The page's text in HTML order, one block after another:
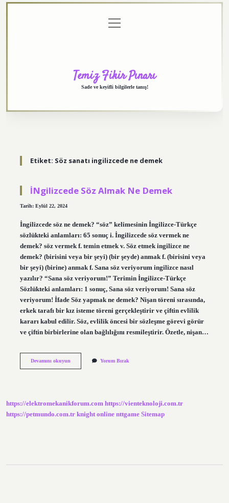
menüyü
aç
Temiz Fikir Pınarı
Sade ve keyifli bilgilerle tanış!
Etiket: Söz sanatı ingilizcede ne demek
İNgilizcede Söz Almak Ne Demek
Tarih: Eylül 22, 2024
İngilizcede söz ne demek? “söz” kelimesinin İngilizce-Türkçe
sözlükteki anlamları: 65 sonuç i. İngilizcede söz vermek ne
demek? söz vermek f. temin etmek v. Söz etmek ingilizce ne
demek? (birisini veya bir şeyi) (bir şeyde) anmak f. (birisini veya
bir şeyi) (birine) anmak f. Sana söz veriyorum ingilizce nasıl
yazılır? “Sana söz veriyorum!” Terimin İngilizce-Türkçe
Sözlükteki anlamları: 1 sonuç, Sana söz veriyorum! Sana söz
veriyorum! İfade Söz yapmak ne demek? Nişan töreni sırasında,
erkek tarafı bir kız isteme töreni gerçekleştirir ve çiftin evlilik
kararı kabul edilir. Söz, evlilik öncesi bir sözleşme görevi görür
ve çiftin birbirlerine olan bağlılığını resmileştirir. Özetle, nişan…
Devamını okuyunİNgilizcede
Yorum Bırak
https://elektromekanikforum.com https://vienteknoloji.com.tr
https://petmundo.com.tr knight online nttgame Sitemap